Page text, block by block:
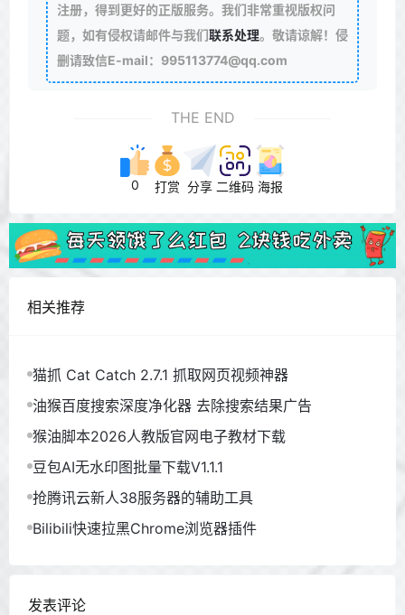
注册，得到更好的正版服务。我们非常重视版权问
题，如有侵权请邮件与我们联系处理。敬请谅解！侵
删请致信E-mail：995113774@qq.com
THE END
0 打赏 分享 二维码 海报
相关推荐
猫抓 Cat Catch 2.7.1 抓取网页视频神器
油猴百度搜索深度净化器 去除搜索结果广告
猴油脚本2026人教版官网电子教材下载
豆包AI无水印图批量下载V1.1.1
抢腾讯云新人38服务器的辅助工具
Bilibili快速拉黑Chrome浏览器插件
发表评论